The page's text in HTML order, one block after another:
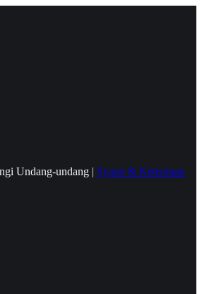
Undang-undang | Syarat & Ketentuan